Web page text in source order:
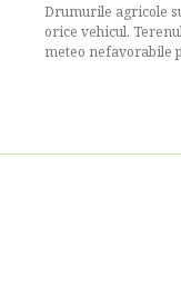
Drumurile agricole
orice vehicul.
meteo nefavorabile